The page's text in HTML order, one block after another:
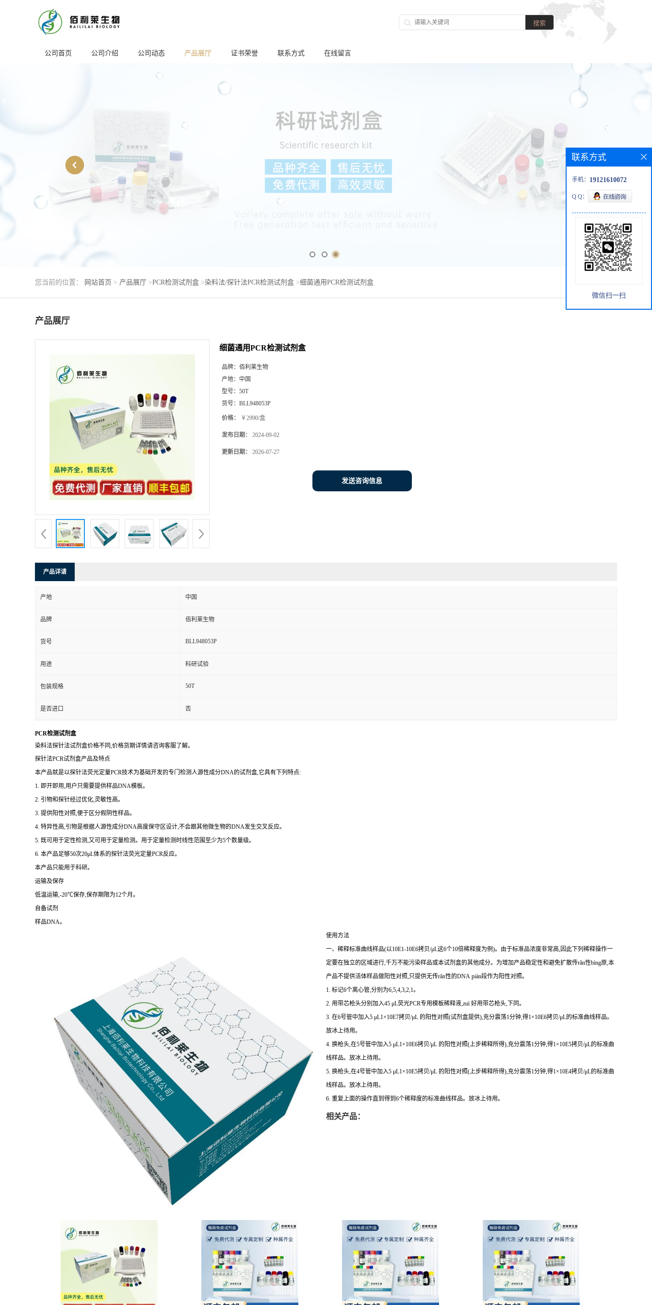
公司首页 公司介绍 公司动态 产品展厅 证书荣誉 联系方式 在线留言
您当前的位置： 网站首页 > 产品展厅 >PCR检测试剂盒 >染料法/探针法PCR检测试剂盒 >细菌通用PCR检测试剂盒
产品展厅
细菌通用PCR检测试剂盒
品牌： 佰利莱生物
产地： 中国
型号： 50T
货号： BLL948053P
价格： ￥2990/盒
发布日期： 2024-09-02
更新日期： 2026-07-27
发送咨询信息
产品详请
产地 中国
品牌 佰利莱生物
货号 BLL948053P
用途 科研试验
包装规格 50T
是否进口 否
PCR检测试剂盒
染料法探针法试剂盒价格不同,价格货期详情请咨询客服了解。
探针法PCR试剂盒产品及特点
本产品就是以探针法荧光定量PCR技术为基础开发的专门检测人源性成分DNA的试剂盒,它具有下列特点:
1. 即开即用,用户只需要提供样品DNA模板。
2. 引物和探针经过优化,灵敏性高。
3. 提供阳性对照,便于区分假阴性样品。
4. 特异性高,引物是根据人源性成分DNA高度保守区设计,不会跟其他微生物的DNA发生交叉反应。
5. 既可用于定性检测,又可用于定量检测。用于定量检测时线性范围至少为5个数量级。
6. 本产品足够50次20μL体系的探针法荧光定量PCR反应。
本产品只能用于科研。
运输及保存
低温运输,-20℃保存,保存期限为12个月。
自备试剂
样品DNA。
使用方法
一、稀释标准曲线样品(以10E1-10E6拷贝/μL这6个10倍稀释度为例)。由于标准品浓度非常高,因此下列稀释操作一
定要在独立的区域进行,千万不能污染样品或本试剂盒的其他成分。为增加产品稳定性和避免扩散传rǎn性bìng原,本
产品不提供活体样品做阳性对照,只提供无传rǎn性的DNA piàn段作为阳性对照。
1. 标记6个离心管,分别为6,5,4,3,2,1。
2. 用带芯枪头分别加入45 μL荧光PCR专用模板稀释液,zuì 好用带芯枪头,下同。
3. 在6号管中加入5 μL1×10E7拷贝/μL 的阳性对照(试剂盒提供),充分震荡1分钟,得1×10E6拷贝/μL的标准曲线样品。
放冰上待用。
4. 换枪头,在5号管中加入5 μL1×10E6拷贝/μL 的阳性对照(上步稀释所得),充分震荡1分钟,得1×10E5拷贝/μL的标准曲
线样品。放冰上待用。
5. 换枪头,在4号管中加入5 μL1×10E5拷贝/μL 的阳性对照(上步稀释所得),充分震荡1分钟,得1×10E4拷贝/μL的标准曲
线样品。放冰上待用。
6. 重复上面的操作直到得到6个稀释度的标准曲线样品。放冰上待用。
相关产品：
联系方式
手机： 19121610072
Q Q：
微信扫一扫